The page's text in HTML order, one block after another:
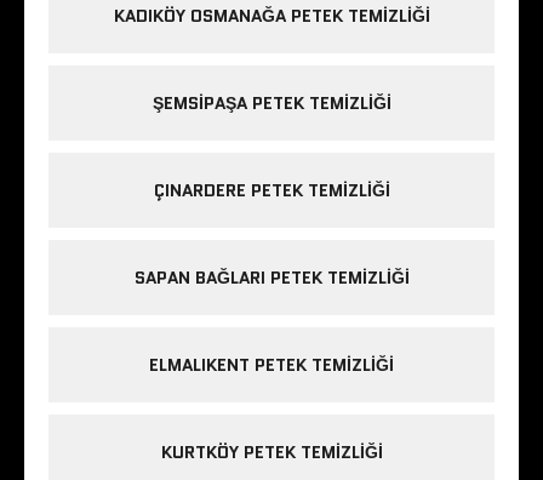
KADIKÖY OSMANAĞA PETEK TEMIZLIĞI
ŞEMSIPAŞA PETEK TEMIZLIĞI
ÇINARDERE PETEK TEMIZLIĞI
SAPAN BAĞLARI PETEK TEMIZLIĞI
ELMALIKENT PETEK TEMIZLIĞI
KURTKÖY PETEK TEMIZLIĞI